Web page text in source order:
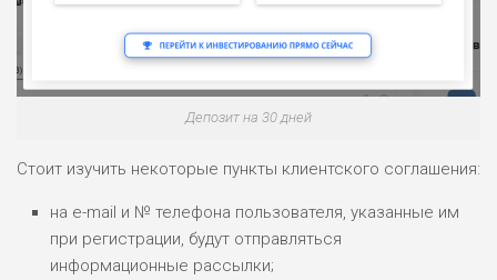
Депозит на 30 дней
Стоит изучить некоторые пункты клиентского соглашения:
на e-mail и № телефона пользователя, указанные им
при регистрации, будут отправляться
информационные рассылки;